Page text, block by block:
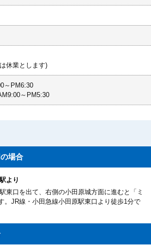
休業とします)
～PM6:30
～PM5:30
場合
より
東口を出て、右側の小田原城方面に進むと「ミ
。JR線・小田急線小田原駅東口より徒歩1分で